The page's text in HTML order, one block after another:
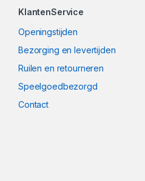
KlantenService
Openingstijden
Bezorging en levertijden
Ruilen en retourneren
Speelgoedbezorgd
Contact